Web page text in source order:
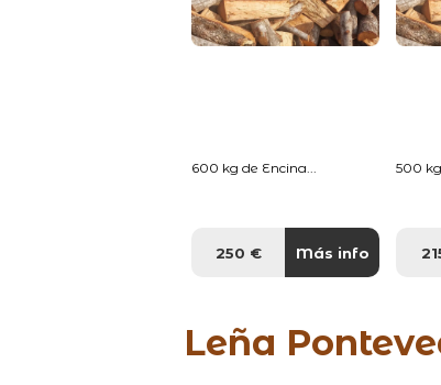
600 kg de Encina...
250 € Más info
500 kg
Leña